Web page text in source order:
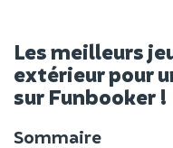
Les meilleurs
extérieur pour
sur Funbooker !
Sommaire